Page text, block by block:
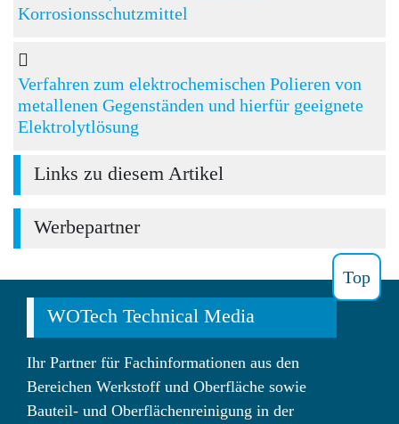
Korrosionsschutzmittel
Verfahren zum elektrochemischen Polieren von
metallenen Gegenständen und hierfür geeignete
Elektrolytlösung
Links zu diesem Artikel
Werbepartner
Top
WOTech Technical Media
Ihr Partner für Fachinformationen aus den
Bereichen Werkstoff und Oberfläche sowie
Bauteil- und Oberflächenreinigung in der